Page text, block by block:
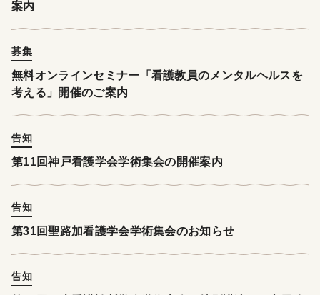
案内
募集
無料オンラインセミナー「看護教員のメンタルヘルスを
考える」開催のご案内
告知
第11回神戸看護学会学術集会の開催案内
告知
第31回聖路加看護学会学術集会のお知らせ
告知